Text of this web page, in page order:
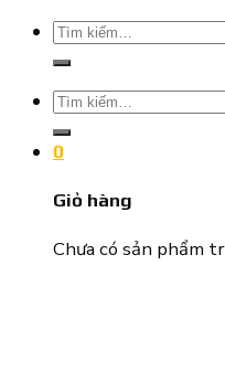
Tìm
kiếm:
Tìm
kiếm:
0
Giỏ hàng
Chưa có sản phẩm